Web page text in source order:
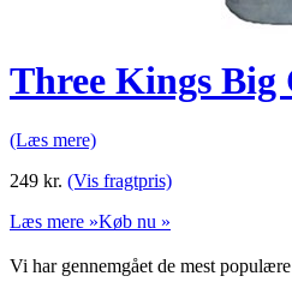
Three Kings Big
(Læs mere)
249 kr. (Vis fragtpris)
Læs mere »Køb nu »
Vi har gennemgået de mest